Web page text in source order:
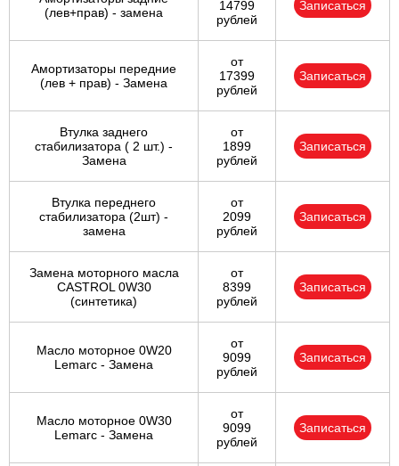
(лев+прав) - замена
14799
рублей
Записаться
Амортизаторы передние
(лев + прав) - Замена
от
17399
рублей
Записаться
Втулка заднего
стабилизатора ( 2 шт.) -
Замена
от
1899
рублей
Записаться
Втулка переднего
стабилизатора (2шт) -
замена
от
2099
рублей
Записаться
Замена моторного масла
CASTROL 0W30
(синтетика)
от
8399
рублей
Записаться
Масло моторное 0W20
Lemarc - Замена
от
9099
рублей
Записаться
Масло моторное 0W30
Lemarc - Замена
от
9099
рублей
Записаться